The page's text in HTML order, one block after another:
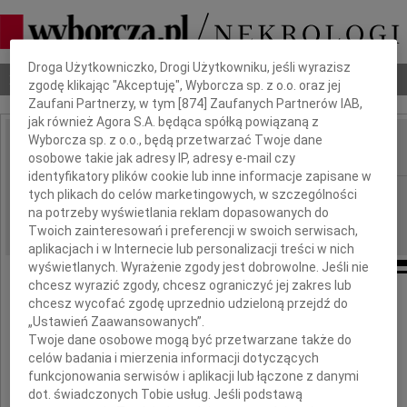
Nekrologi Odeszli Poradnik pogrzebowy
IMIĘ I NAZWISKO:
REGION: Łódź
DATA EMISJI: 04.12.2010
Naszej drogiej Koleżance
Agacie Ostaszewskiej
Dbamy o Twoją prywatność
Droga Użytkowniczko, Drogi Użytkowniku, jeśli wyrazisz
zgodę klikając "Akceptuję", Wyborcza sp. z o.o. oraz jej
Zaufani Partnerzy, w tym [874 ] Zaufanych Partnerów IAB,
jak również Agora S.A. będąca spółką powiązaną z
Wyborcza sp. z o.o., będą przetwarzać Twoje dane
osobowe takie jak adresy IP, adresy e-mail czy
identyfikatory plików cookie lub inne informacje zapisane w
tych plikach do celów marketingowych, w szczególności
na potrzeby wyświetlania reklam dopasowanych do
Twoich zainteresowań i preferencji w swoich serwisach,
aplikacjach i w Internecie lub personalizacji treści w nich
wyświetlanych. Wyrażenie zgody jest dobrowolne. Jeśli nie
chcesz wyrazić zgody, chcesz ograniczyć jej zakres lub
chcesz wycofać zgodę uprzednio udzieloną przejdź do
„Ustawień Zaawansowanych”.
Twoje dane osobowe mogą być przetwarzane także do
celów badania i mierzenia informacji dotyczących
funkcjonowania serwisów i aplikacji lub łączone z danymi
dot. świadczonych Tobie usług. Jeśli podstawą